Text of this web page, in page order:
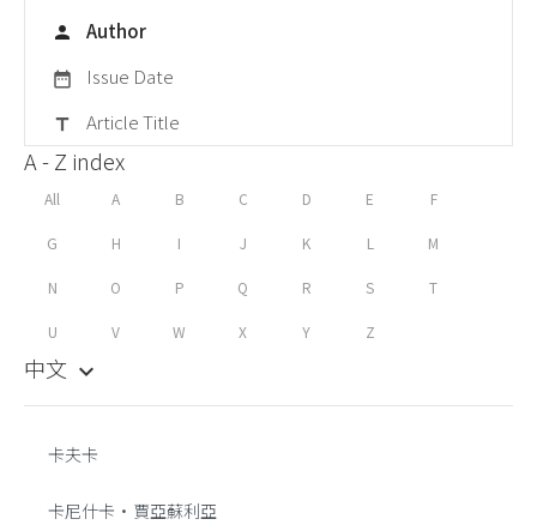
person Author
date_range Issue Date
title Article Title
A - Z index
All A B C D E F
G H I J K L M
N O P Q R S T
U V W X Y Z
中文 keyboard_arrow_down
卡夫卡
卡尼什卡·賈亞蘇利亞